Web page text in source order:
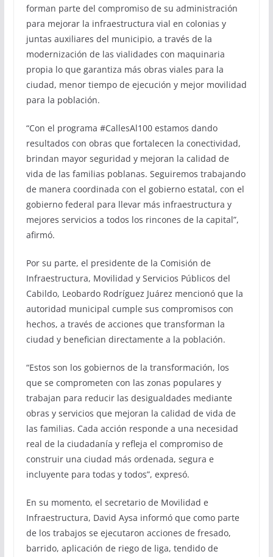
forman parte del compromiso de su administración
para mejorar la infraestructura vial en colonias y
juntas auxiliares del municipio, a través de la
modernización de las vialidades con maquinaria
propia lo que garantiza más obras viales para la
ciudad, menor tiempo de ejecución y mejor movilidad
para la población.
“Con el programa #CallesAl100 estamos dando
resultados con obras que fortalecen la conectividad,
brindan mayor seguridad y mejoran la calidad de
vida de las familias poblanas. Seguiremos trabajando
de manera coordinada con el gobierno estatal, con el
gobierno federal para llevar más infraestructura y
mejores servicios a todos los rincones de la capital”,
afirmó.
Por su parte, el presidente de la Comisión de
Infraestructura, Movilidad y Servicios Públicos del
Cabildo, Leobardo Rodríguez Juárez mencionó que la
autoridad municipal cumple sus compromisos con
hechos, a través de acciones que transforman la
ciudad y benefician directamente a la población.
“Estos son los gobiernos de la transformación, los
que se comprometen con las zonas populares y
trabajan para reducir las desigualdades mediante
obras y servicios que mejoran la calidad de vida de
las familias. Cada acción responde a una necesidad
real de la ciudadanía y refleja el compromiso de
construir una ciudad más ordenada, segura e
incluyente para todas y todos”, expresó.
En su momento, el secretario de Movilidad e
Infraestructura, David Aysa informó que como parte
de los trabajos se ejecutaron acciones de fresado,
barrido, aplicación de riego de liga, tendido de